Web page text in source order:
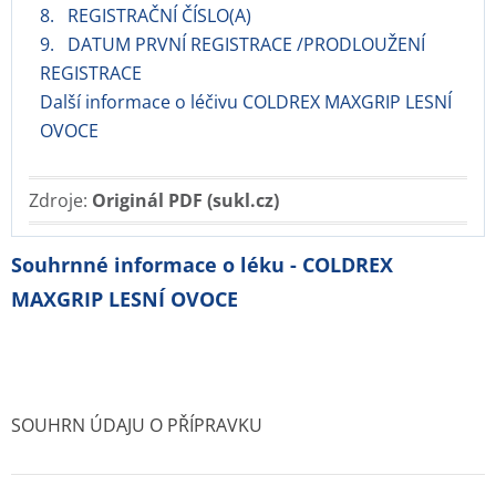
8. REGISTRAČNÍ ČÍSLO(A)
9. DATUM PRVNÍ REGISTRACE /PRODLOUŽENÍ
REGISTRACE
Další informace o léčivu COLDREX MAXGRIP LESNÍ
OVOCE
Zdroje: Originál PDF (sukl.cz)
Souhrnné informace o léku - COLDREX
MAXGRIP LESNÍ OVOCE
SOUHRN ÚDAJU O PŘÍPRAVKU